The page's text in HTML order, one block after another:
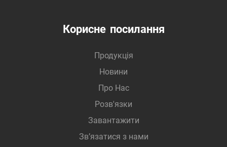
Корисне посилання
Продукція
Новини
Про Нас
Розв'язки
Завантажити
Зв’язатися з нами